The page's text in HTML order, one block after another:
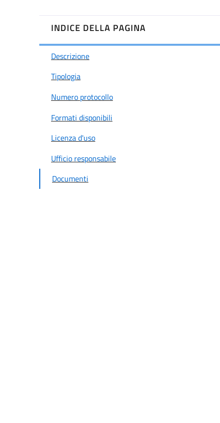
INDICE DELLA PAGINA
Descrizione
Tipologia
Numero protocollo
Formati disponibili
Licenza d'uso
Ufficio responsabile
Documenti